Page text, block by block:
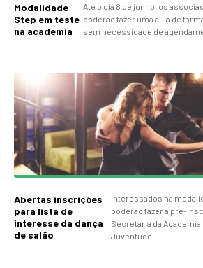
Modalidade
Step em teste
na academia
Até o dia 8 de junho, os
poderão fazer uma aula de
sem necessidade de
Abertas inscrições
para lista de
interesse da dança
de salão
Interessados na
poderão fazer a pré-
Secretaria da Academia
Juventude